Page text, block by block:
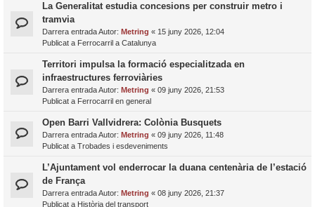
La Generalitat estudia concesions per construir metro i
tramvia
Darrera entrada Autor: Metring « 15 juny 2026, 12:04
Publicat a Ferrocarril a Catalunya
Territori impulsa la formació especialitzada en
infraestructures ferroviàries
Darrera entrada Autor: Metring « 09 juny 2026, 21:53
Publicat a Ferrocarril en general
Open Barri Vallvidrera: Colònia Busquets
Darrera entrada Autor: Metring « 09 juny 2026, 11:48
Publicat a Trobades i esdeveniments
L’Ajuntament vol enderrocar la duana centenària de l’estació
de França
Darrera entrada Autor: Metring « 08 juny 2026, 21:37
Publicat a Història del transport